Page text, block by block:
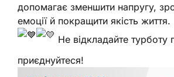
допомагає зменшити напругу,
емоції й покращити якість життя.
Не відкладайте турботу
приєднуйтеся!